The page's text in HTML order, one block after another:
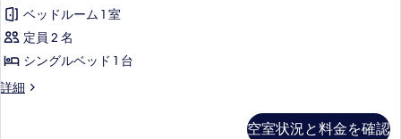
す
べ
て
の
(Grass
Hollywood)
の
詳
ル
ー
(Palm
ベッドルーム 1 室
定員 2 名
シングルベッド 1 台
詳細
ツ
空室状況と料金を確認